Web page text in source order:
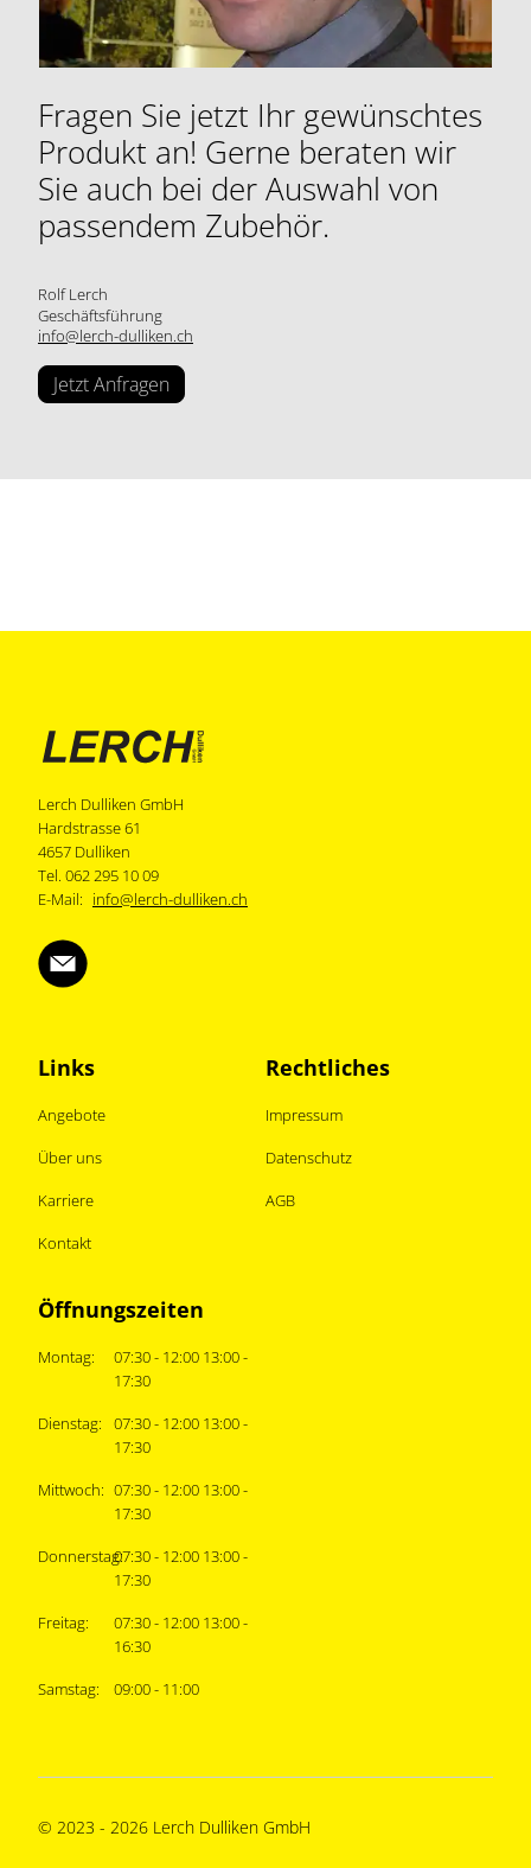
Fragen Sie jetzt Ihr gewünschtes
Produkt an! Gerne beraten wir
Sie auch bei der Auswahl von
passendem Zubehör.
Rolf Lerch
Geschäftsführung
info@lerch-dulliken.ch
Jetzt Anfragen
Lerch Dulliken GmbH
Hardstrasse 61
4657 Dulliken
Tel. 062 295 10 09
E-Mail: info@lerch-dulliken.ch
Links
Angebote
Über uns
Karriere
Kontakt
Rechtliches
Impressum
Datenschutz
AGB
Öffnungszeiten
Montag:
07:30 - 12:00 13:00 -
17:30
Dienstag:
07:30 - 12:00 13:00 -
17:30
Mittwoch: 07:30 - 12:00 13:00 -
17:30
Donnerstag:07:30 - 12:00 13:00 -
17:30
Freitag:
07:30 - 12:00 13:00 -
16:30
Samstag:
09:00 - 11:00
© 2023 - 2026 Lerch Dulliken GmbH